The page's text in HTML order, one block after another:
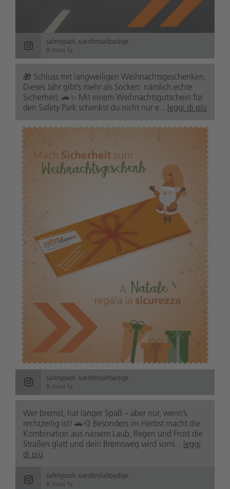
safetypark.suedtirolaltoadige
8 mesi fa
🎁 Schluss mit langweiligen Weihnachtsgeschenken.
Dieses Jahr gibt’s mehr als Socken: nämlich echte
Sicherheit. 🚗✨ Mit einem Weihnachtsgutschein für
den Safety Park schenkst du nicht nur e... leggi di più
safetypark.suedtirolaltoadige
8 mesi fa
Wer bremst, hat länger Spaß – aber nur, wenn’s
rechtzeitig ist! 🚗💨 Besonders im Herbst macht die
Kombination aus nassem Laub, Regen und Frost die
Straßen glatt und dein Bremsweg wird somi... leggi
di più
safetypark.suedtirolaltoadige
8 mesi fa